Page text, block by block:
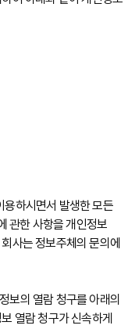
하시면서 발생한 모든
관한 사항을 개인정보
사는 정보주체의 문의에
보의 열람 청구를 아래의
열람 청구가 신속하게